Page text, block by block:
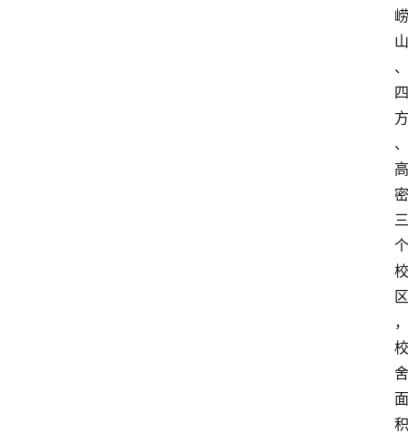
崂
山
、
四
方
、
高
密
三
个
校
区
，
校
舍
面
积